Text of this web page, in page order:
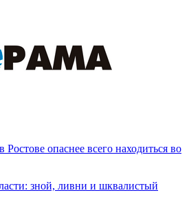
Ростове опаснее всего находиться во
зной, ливни и шквалистый